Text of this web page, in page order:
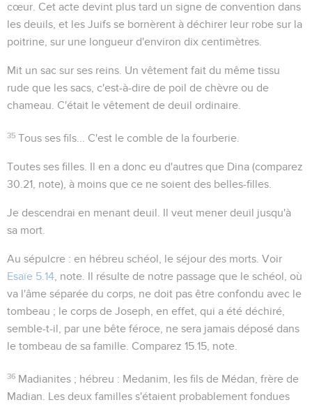
cœur. Cet acte devint plus tard un signe de convention dans
les deuils, et les Juifs se bornèrent à déchirer leur robe sur la
poitrine, sur une longueur d'environ dix centimètres.
Mit un sac sur ses reins . Un vêtement fait du même tissu
rude que les sacs, c'est-à-dire de poil de chèvre ou de
chameau. C'était le vêtement de deuil ordinaire.
35 Tous ses fils... C'est le comble de la fourberie.
Toutes ses filles . Il en a donc eu d'autres que Dina (comparez
30.21 , note), à moins que ce ne soient des belles-filles.
Je descendrai en menant deuil . Il veut mener deuil jusqu'à
sa mort.
Au sépulcre : en hébreu schéol , le séjour des morts. Voir
Esaïe 5.14 , note. Il résulte de notre passage que le schéol, où
va l'âme séparée du corps, ne doit pas être confondu avec le
tombeau ; le corps de Joseph, en effet, qui a été déchiré,
semble-t-il, par une bête féroce, ne sera jamais déposé dans
le tombeau de sa famille. Comparez 15.15 , note.
36 Madianites ; hébreu : Medanim , les fils de Médan , frère de
Madian. Les deux familles s'étaient probablement fondues